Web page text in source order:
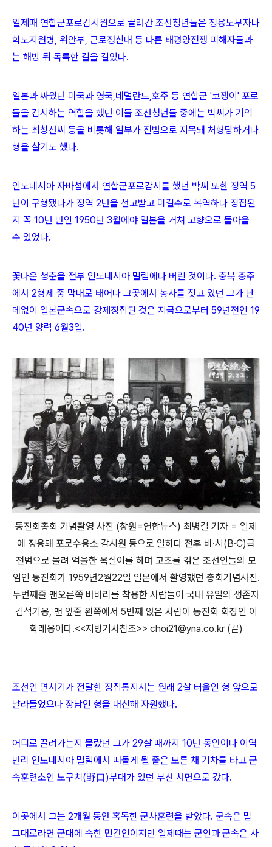
일제때 연합군포로감시원으로 끌려간 조선청년들은 징용노무자나
학도지원병, 위안부, 근로정신대 등 다른 태평양전쟁 피해자들과
는 해방 뒤 독특한 길을 걸었다.
일본과 싸웠던 미국과 영국,네덜란드,호주 등 연합군 '코쟁이' 포로
들을 감시하는 역할을 했던 이들 조선청년들 중에는 박씨가 기억
하는 최창선씨 등을 비롯해 일부가 전범으로 지목돼 처형당하거나
형을 살기도 했다.
인도네시아 자바섬에서 연합군포로감시를 했던 박씨 또한 징역 5
년이 구형됐다가 징역 2년을 선고받고 미결수로 복역하다 징집된
지 꼭 10년 만인 1950년 3월에야 일본을 거쳐 고향으로 돌아올
수 있었다.
꽃다운 청춘을 전부 인도네시아 밀림에다 버린 것이다. 충북 충주
에서 2형제 중 막내로 태어나 그곳에서 농사를 짓고 있던 그가 난
데없이 일본군속으로 강제징집된 것은 지금으로부터 59년전인 19
40년 양력 6월3일.
동진회총회 기념촬영 사진 (창원=연합뉴스) 최병길 기자 = 일제
에 징용돼 포로수용소 감시원 등으로 일하다 전후 비·시(B·C)급
전범으로 몰려 억울한 옥살이를 하며 고초를 겪은 조선인들의 모
임인 동진회가 1959년2월22일 일본에서 촬영했던 총회기념사진.
두번째줄 맨오른쪽 바바리를 착용한 사람들이 국내 유일의 생존자
김석기옹, 맨 앞줄 왼쪽에서 5번째 앉은 사람이 동진회 회장인 이
학래옹이다.<<지방기사참조>> choi21@yna.co.kr (끝)
조선인 면서기가 전달한 징집통지서는 원래 2살 터울인 형 앞으로
날라들었으나 장남인 형을 대신해 자원했다.
어디로 끌려가는지 몰랐던 그가 29살 때까지 10년 동안이나 이역
만리 인도네시아 밀림에서 떠돌게 될 줄은 모른 채 기차를 타고 군
속훈련소인 노구치(野口)부대가 있던 부산 서면으로 갔다.
이곳에서 그는 2개월 동안 혹독한 군사훈련을 받았다. 군속은 말
그대로라면 군대에 속한 민간인이지만 일제때는 군인과 군속은 사